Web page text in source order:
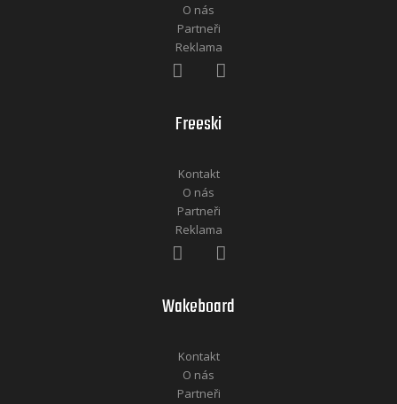
O nás
Partneři
Reklama
Freeski
Kontakt
O nás
Partneři
Reklama
Wakeboard
Kontakt
O nás
Partneři